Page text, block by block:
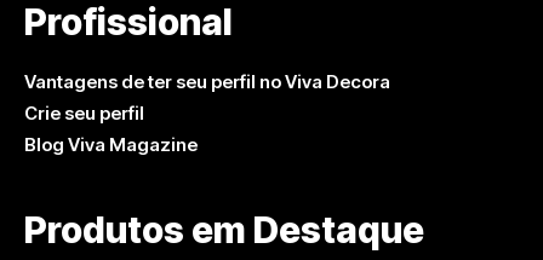
Profissional
Vantagens de ter seu perfil no Viva Decora
Crie seu perfil
Blog Viva Magazine
Produtos em Destaque